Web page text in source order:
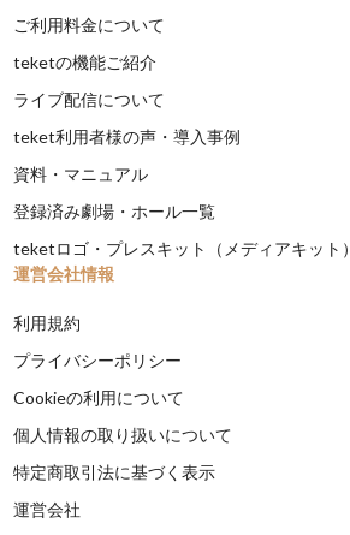
ご利用料金について
teketの機能ご紹介
ライブ配信について
teket利用者様の声・導入事例
資料・マニュアル
登録済み劇場・ホール一覧
teketロゴ・プレスキット（メディアキット）
運営会社情報
利用規約
プライバシーポリシー
Cookieの利用について
個人情報の取り扱いについて
特定商取引法に基づく表示
運営会社